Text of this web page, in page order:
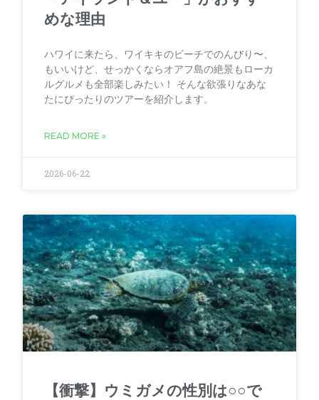
めな理由
ハワイに来たら、ワイキキのビーチでのんびり〜、
もいいけど、せっかくならオアフ島の絶景もローカ
ルグルメも全部楽しみたい！ そんな欲張りなあな
たにぴったりのツアーを紹介します。
READ MORE »
2026-06-22
【衝撃】ウミガメの性別は○○で